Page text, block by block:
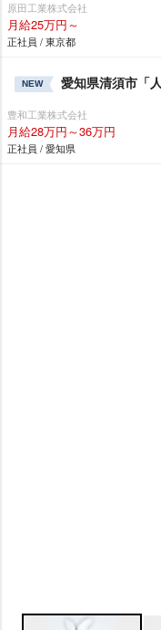
原田工業株式会社
月給25万円～
正社員 / 東京都
NEW 愛知県清須市「
豊和工業株式会社
月給28万円～36万円
正社員 / 愛知県